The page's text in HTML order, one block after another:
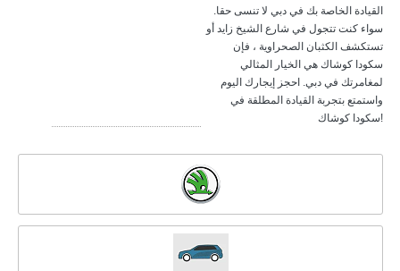
القيادة الخاصة بك في دبي لا تنسى حقا.
سواء كنت تتجول في شارع الشيخ زايد أو
تستكشف الكثبان الصحراوية ، فإن
سكودا كوشاك هي الخيار المثالي
لمغامرتك في دبي. احجز إيجارك اليوم
واستمتع بتجربة القيادة المطلقة في
سكودا كوشاك!